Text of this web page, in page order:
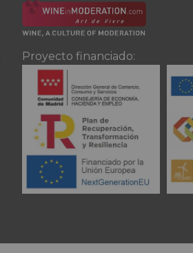
Proyecto financiado: